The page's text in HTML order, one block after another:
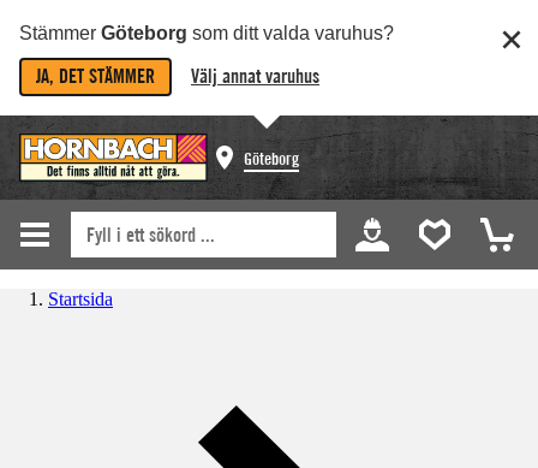
Stämmer Göteborg som ditt valda varuhus?
JA, DET STÄMMER Välj annat varuhus
Göteborg
Startsida